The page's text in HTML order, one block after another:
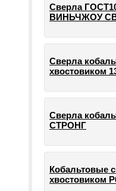
Сверла
ВИНЬЧЖОУ
Сверла
хвостовиком
Сверла
СТРОНГ
Кобальтовые
хвостовиком